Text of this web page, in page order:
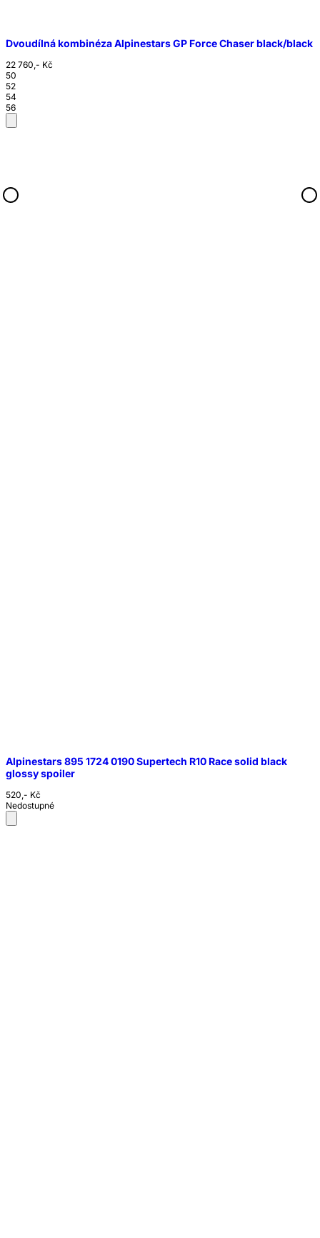
Dvoudílná kombinéza Alpinestars GP Force Chaser black/black
22 760,- Kč
50
52
54
56
Alpinestars 895 1724 0190 Supertech R10 Race solid black
glossy spoiler
520,- Kč
Nedostupné